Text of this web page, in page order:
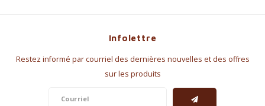
Infolettre
Restez informé par courriel des dernières nouvelles et des offres
sur les produits